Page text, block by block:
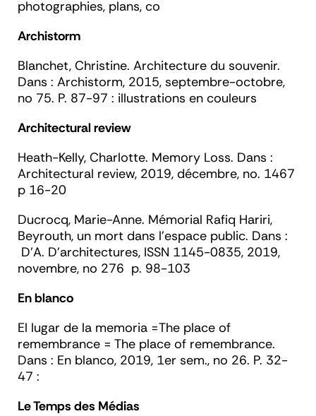
photographies, plans, co
Archistorm
Blanchet, Christine. Architecture du souvenir.
Dans : Archistorm, 2015, septembre-octobre,
no 75. P. 87-97 : illustrations en couleurs
Architectural review
Heath-Kelly, Charlotte. Memory Loss. Dans :
Architectural review, 2019, décembre, no. 1467
p 16-20
Ducrocq, Marie-Anne. Mémorial Rafiq Hariri,
Beyrouth, un mort dans l'espace public. Dans :
D'A. D'architectures, ISSN 1145-0835, 2019,
novembre, no 276 p. 98-103
En blanco
El lugar de la memoria =The place of
remembrance = The place of remembrance.
Dans : En blanco, 2019, 1er sem., no 26. P. 32-
47 :
Le Temps des Médias